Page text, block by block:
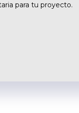
para tu proyecto.